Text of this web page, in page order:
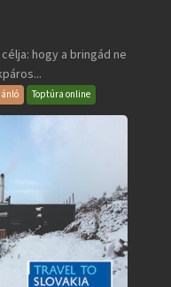
hogy a bringád ne
Toptúra online